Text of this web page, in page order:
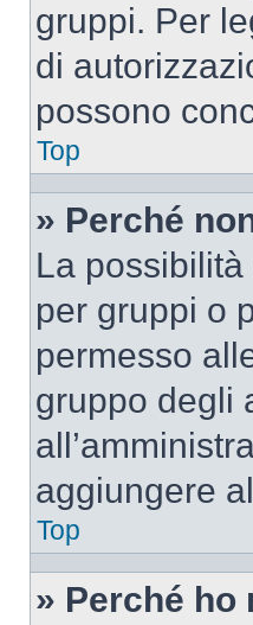
gruppi. Per
di
possono
Top
» Perché
La
per gruppi o
permesso
gruppo degli
aggiungere
Top
» Perché